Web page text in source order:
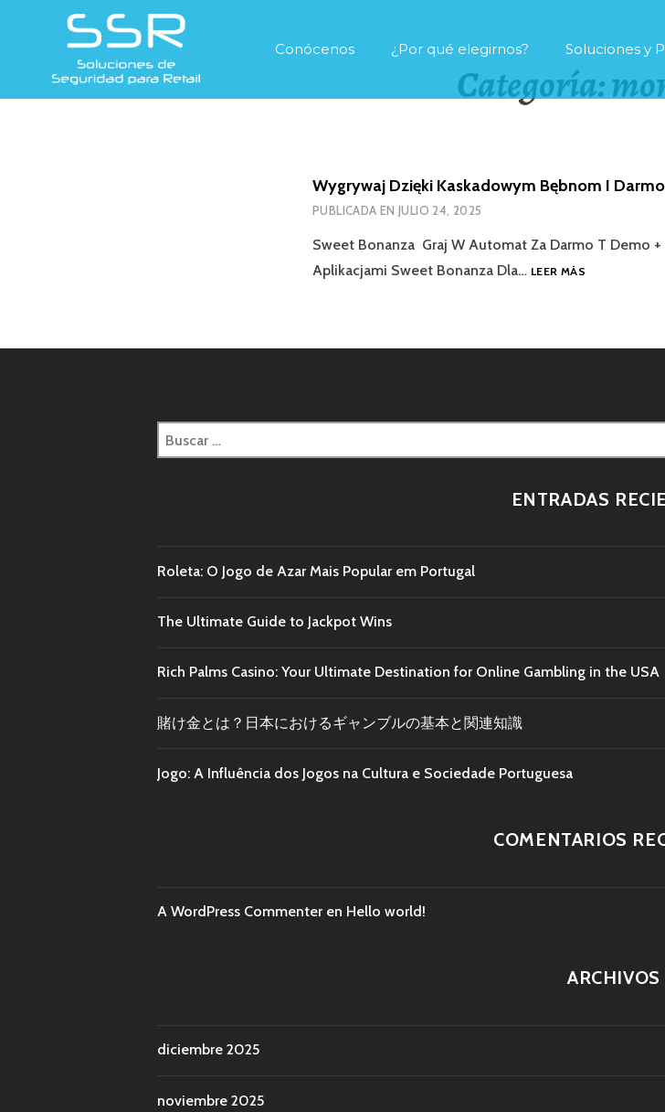
Conócenos ¿Por qué elegirnos? Soluciones y
Categoría:
Wygrywaj Dzięki Kaskadowym Bębnom I
PUBLICADA ENJULIO 24, 2025
Sweet Bonanza ️ Graj W Automat Za Darmo T Demo
Aplikacjami Sweet Bonanza Dla… LEER MÁS
ENTRADAS
Roleta: O Jogo de Azar Mais Popular em Portugal
The Ultimate Guide to Jackpot Wins
Rich Palms Casino: Your Ultimate Destination for Online Gambling in the USA
賭け金とは？日本におけるギャンブルの基本と関連知識
Jogo: A Influência dos Jogos na Cultura e Sociedade Portuguesa
COMENTARIOS
A WordPress Commenter en Hello world!
ARCHIVOS
diciembre 2025
noviembre 2025